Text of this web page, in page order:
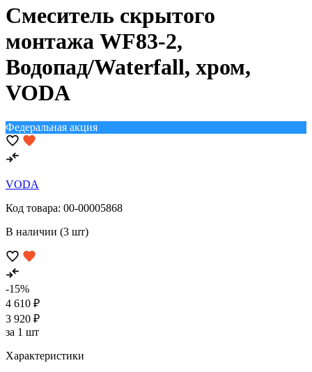
Смеситель скрытого
монтажа WF83-2,
Водопад/Waterfall, хром,
VODA
Федеральная акция
VODA
Код товара: 00-00005868
В наличии (3 шт)
-15%
4 610 ₽
3 920 ₽
за 1 шт
Характеристики